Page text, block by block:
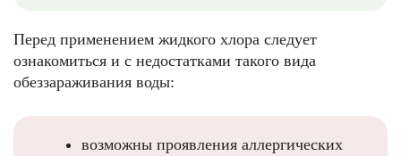
Перед применением жидкого хлора следует
ознакомиться и с недостатками такого вида
обеззараживания воды:
возможны проявления аллергических